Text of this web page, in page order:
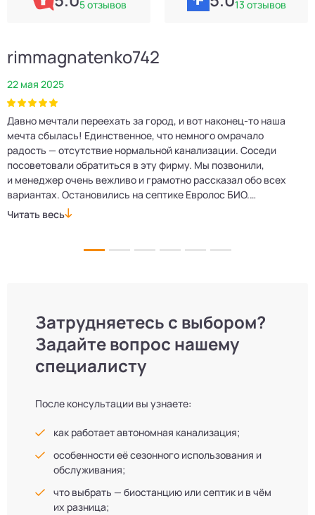
5 отзывов 13 отзывов
rimmagnatenko742
22 мая 2025
Давно мечтали переехать за город, и вот наконец‑то наша
мечта сбылась! Единственное, что немного омрачало
радость — отсутствие нормальной канализации. Соседи
посоветовали обратиться в эту фирму. Мы позвонили,
и менеджер очень вежливо и грамотно рассказал обо всех
вариантах. Остановились на септике Евролос БИО.
Монтажники приехали вовремя, установили всё быстро
Читать весь
Затрудняетесь с выбором?
Задайте вопрос нашему
специалисту
После консультации вы узнаете:
как работает автономная канализация;
особенности её сезонного использования и
обслуживания;
что выбрать — биостанцию или септик и в чём
их разница;